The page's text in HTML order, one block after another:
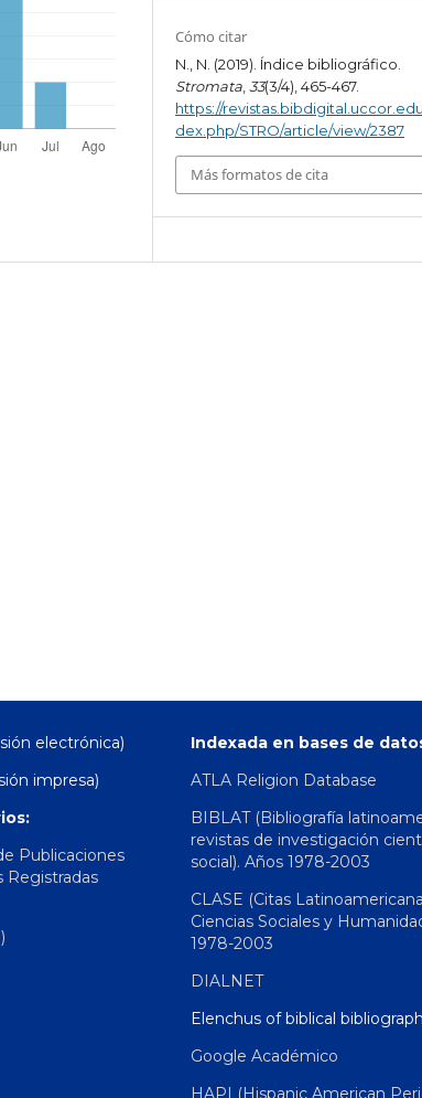
Cómo citar
N., N. (2019). Índice bibliográfico.
Stromata ,33(3/4), 465-467.
https://
dex.php/STRO/article/view/2387
Más formatos de cita
electrónica)
impresa)
Publicaciones
Registradas
Indexada en bases de
ATLA Religion Database
BIBLAT (Bibliografía
revistas de investigación
social). Años 1978-2003
CLASE (Citas
Ciencias Sociales y
1978-2003
DIALNET
Elenchus of biblical
Google Académico
HAPI (Hispanic American